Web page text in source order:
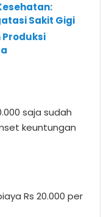
Sakit Gigi
saja sudah
keuntungan
Rs 20.000 per